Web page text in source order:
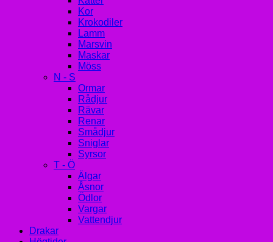
Kor
Krokodiler
Lamm
Marsvin
Maskar
Möss
N - S
Ormar
Rådjur
Rävar
Renar
Smådjur
Sniglar
Syrsor
T - Ö
Älgar
Åsnor
Ödlor
Vargar
Vattendjur
Drakar